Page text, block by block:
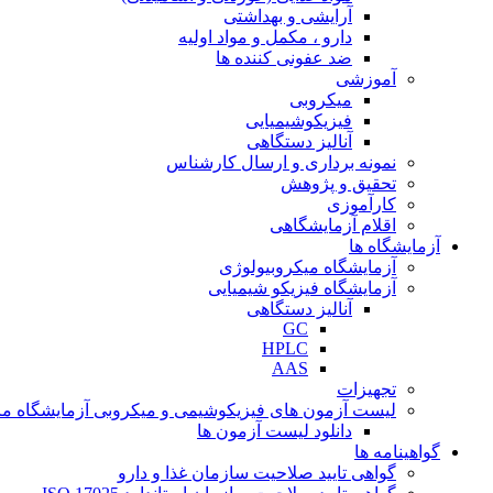
آرایشی و بهداشتی
دارو ، مکمل و مواد اولیه
ضد عفونی کننده ها
آموزشی
میکروبی
فیزیکوشیمیایی
آنالیز دستگاهی
نمونه برداری و ارسال کارشناس
تحقیق و پژوهش
کارآموزی
اقلام آزمایشگاهی
آزمایشگاه ها
آزمایشگاه میکروبیولوژی
آزمایشگاه فیزیکو شیمیایی
آنالیز دستگاهی
GC
HPLC
AAS
تجهیزات
لیست آزمون های فیزیکوشیمی و میکروبی آزمایشگاه
دانلود لیست آزمون ها
گواهینامه ها
گواهی تایید صلاحیت سازمان غذا و دارو